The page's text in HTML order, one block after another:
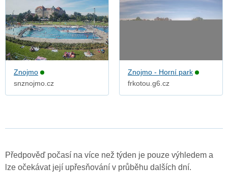
Znojmo
snznojmo.cz
Znojmo - Horní park
frkotou.g6.cz
Předpověď počasí na více než týden je pouze výhledem a
lze očekávat její upřesňování v průběhu dalších dní.